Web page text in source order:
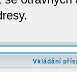
Vkládání